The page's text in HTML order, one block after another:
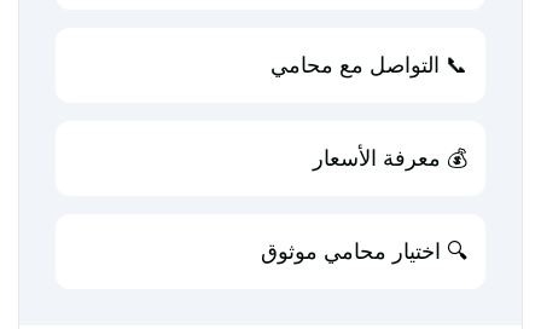
📞 التواصل مع محامي
💰 معرفة الأسعار
🔍 اختيار محامي موثوق